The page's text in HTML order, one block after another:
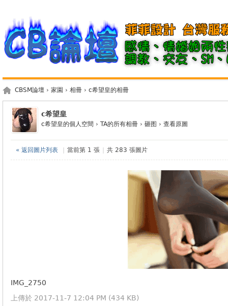
CBSM論壇 › 家園 › 相冊 › c希望皇的相冊
c希望皇
c希望皇的個人空間 › TA的所有相冊 › 砸图 › 查看原圖
« 返回圖片列表 當前第 1 張 共 283 張圖片
IMG_2750
上傳於 2017-11-7 12:04 PM (434 KB)